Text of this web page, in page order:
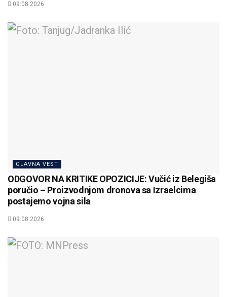
09.08.2026
GLAVNA VEST
ODGOVOR NA KRITIKE OPOZICIJE: Vučić iz Belegiša
poručio – Proizvodnjom dronova sa Izraelcima
postajemo vojna sila
09.08.2026